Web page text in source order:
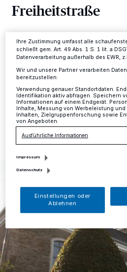
Freiheitstraße
Thematik geht das Kirchenjahr
nur Abschied und Sterben
Christen erhoffen.
21.11.2018 , 13:42 Uhr Eine
ändern oder Ihre Einwilligung zu
Einstellungen oder Ablehnen am unteren
Ihre Zustimmung umfasst alle
schließt gem. Art. 49 Abs. 1 S. 1 lit. a
Datenverarbeitung außerhalb des EWR,
Wir und unsere Partner verarbeiten
bereitzustellen:
Verwendung genauer Standortdaten.
Identifikation aktiv abfragen. Speichern
Informationen auf einem Endgerät.
Inhalte, Messung von Werbeleistung
Inhalten, Zielgruppenforschung sowie
von Angeboten.
Ausführliche Informationen
Impressum
Datenschutz
Einstellungen oder
Ablehnen